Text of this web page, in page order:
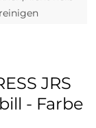
JRS
- Farbe